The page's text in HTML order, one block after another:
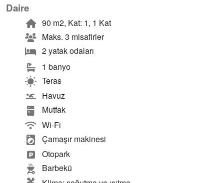
Daire
90 m2, Kat: 1, 1 Kat
Maks. 3 misafirler
2 yatak odaları
1 banyo
Teras
Havuz
Mutfak
Wi-Fi
Çamaşır makinesi
Otopark
Barbekü